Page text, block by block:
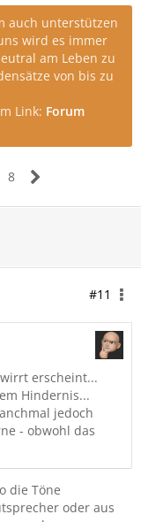
auch unterstützen
wird es immer
am Leben zu
von bis zu
Link: Forum
8
#11
erscheint...
Hindernis...
jedoch
- obwohl das
die Töne
oder aus